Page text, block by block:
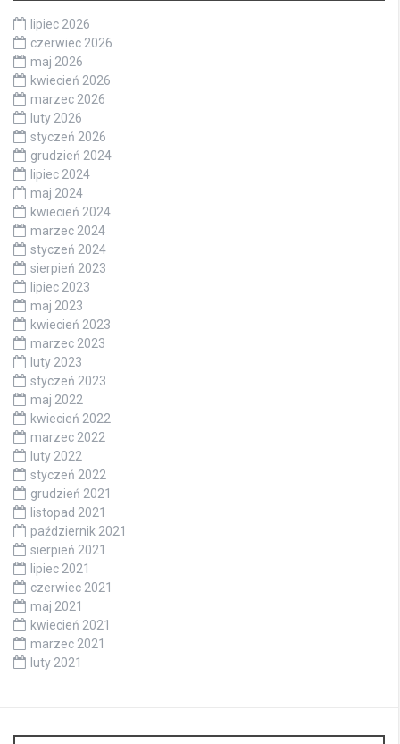
lipiec 2026
czerwiec 2026
maj 2026
kwiecień 2026
marzec 2026
luty 2026
styczeń 2026
grudzień 2024
lipiec 2024
maj 2024
kwiecień 2024
marzec 2024
styczeń 2024
sierpień 2023
lipiec 2023
maj 2023
kwiecień 2023
marzec 2023
luty 2023
styczeń 2023
maj 2022
kwiecień 2022
marzec 2022
luty 2022
styczeń 2022
grudzień 2021
listopad 2021
październik 2021
sierpień 2021
lipiec 2021
czerwiec 2021
maj 2021
kwiecień 2021
marzec 2021
luty 2021